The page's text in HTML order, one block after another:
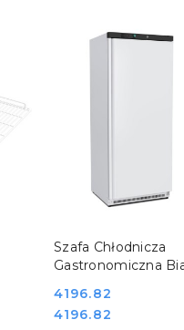
Szafa Chłodnicza
Gastronomiczna
Cena:
4196.82
Cena:
4196.82
DO KOSZYKA